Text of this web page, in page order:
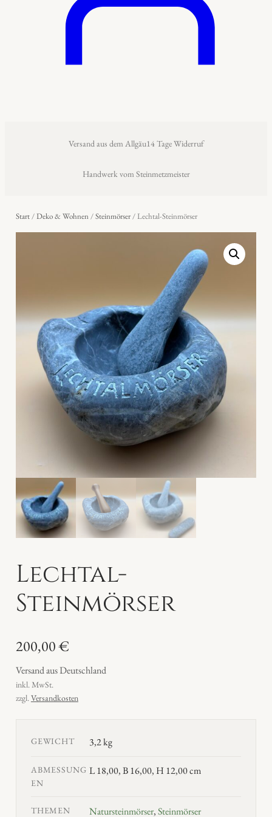
Versand aus dem Allgäu14 Tage Widerruf
Handwerk vom Steinmetzmeister
Start/Deko & Wohnen/Steinmörser/ Lechtal-Steinmörser
Lechtal-
Steinmörser
200,00€
Versand aus Deutschland
inkl. MwSt.
zzgl.Versandkosten
GEWICHT 3,2 kg
ABMESSUNG
EN
L 18,00, B 16,00, H 12,00 cm
THEMEN Natursteinmörser,Steinmörser